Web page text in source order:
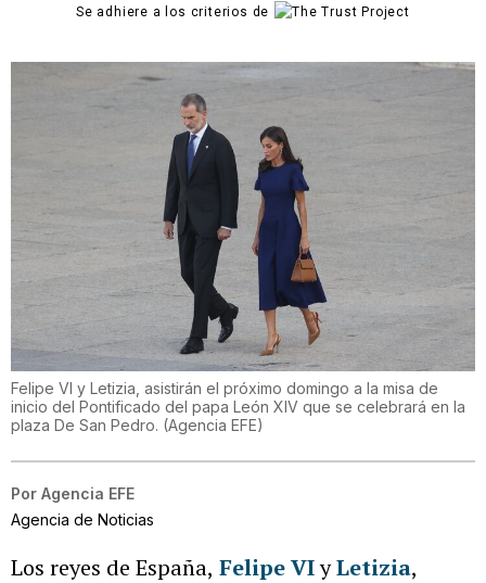
Se adhiere a los criterios de
Felipe VI y Letizia, asistirán el próximo domingo a la misa de
inicio del Pontificado del papa León XIV que se celebrará en la
plaza De San Pedro. (Agencia EFE)
Por Agencia EFE
Agencia de Noticias
Los reyes de España, Felipe VIyLetizia,